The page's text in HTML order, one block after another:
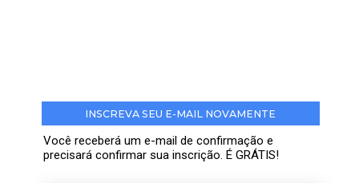
INSCREVA SEU E-MAIL NOVAMENTE
Você receberá um e-mail de confirmação e
precisará confirmar sua inscrição. É GRÁTIS!